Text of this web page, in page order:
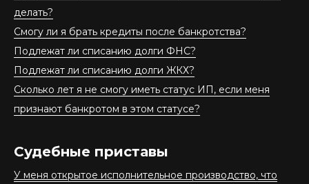
делать?
Смогу ли я брать кредиты после банкротства?
Подлежат ли списанию долги ФНС?
Подлежат ли списанию долги ЖКХ?
Сколько лет я не смогу иметь статус ИП, если меня
признают банкротом в этом статусе?
Судебные приставы
У меня открытое исполнительное производство, что